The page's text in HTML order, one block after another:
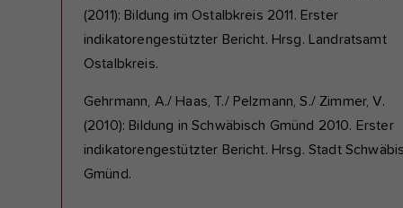
(2011): Bildung im Ostalbkreis 2011. Erster
indikatorengestützter Bericht. Hrsg. Landratsamt
Ostalbkreis.
Gehrmann, A./ Haas, T./ Pelzmann, S./ Zimmer, V.
(2010): Bildung in Schwäbisch Gmünd 2010. Erster
indikatorengestützter Bericht. Hrsg. Stadt
Gmünd.